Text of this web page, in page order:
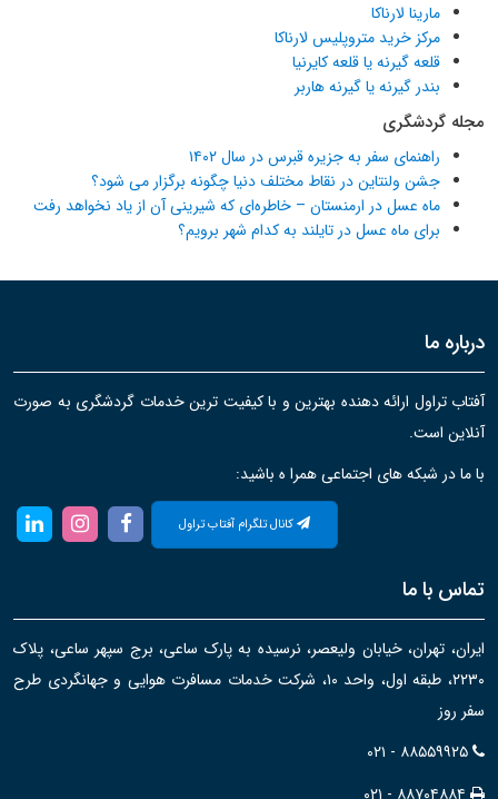
مارینا لارناکا
مرکز خرید متروپلیس لارناکا
قلعه گیرنه یا قلعه کایرنیا
بندر گیرنه یا گیرنه هاربر
مجله گردشگری
راهنمای سفر به جزیره قبرس در سال ۱۴۰۲
جشن ولنتاین در نقاط مختلف دنیا چگونه برگزار می شود؟
ماه عسل در ارمنستان – خاطره‌ای که شیرینی آن از یاد نخواهد رفت
برای ماه عسل در تایلند به کدام شهر برویم؟
درباره ما
آفتاب تراول ارائه دهنده بهترین و با کیفیت ترین خدمات گردشگری به صورت
آنلاین است.
با ما در شبکه های اجتماعی همرا ه باشید:
کانال تلگرام آفتاب تراول
تماس با ما
ایران، تهران، خیابان ولیعصر، نرسیده به پارک ساعی، برج سپهر ساعی، پلاک
۲۲۳۰، طبقه اول، واحد ۱۰، شرکت خدمات مسافرت هوایی و جهانگردی طرح
سفر روز
۰۲۱ - ۸۸۵۵۹۹۲۵